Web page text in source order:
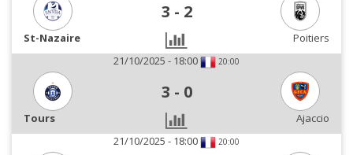
3 - 2
St-Nazaire
Poitiers
21/10/2025 - 18:00
20:00
3 - 0
Tours
Ajaccio
21/10/2025 - 18:00
20:00